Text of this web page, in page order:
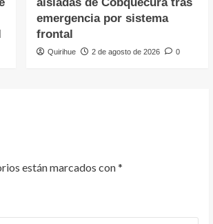
aisladas de Cobquecura tras
emergencia por sistema
frontal
Quirihue 2 de agosto de 2026 0
están marcados con*